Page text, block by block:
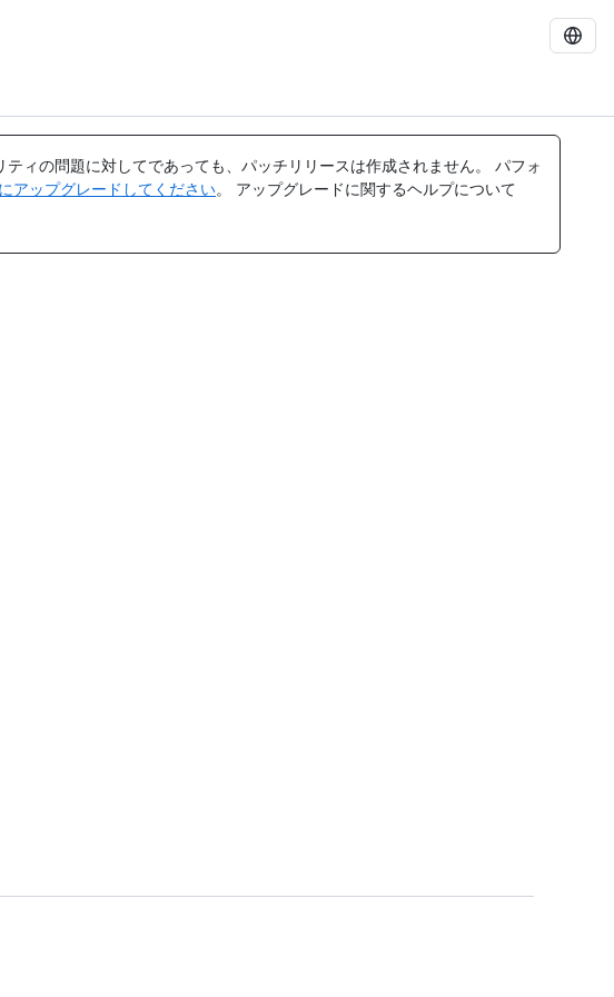
ティの問題に対してであっても、パッチリリースは作成されません。 パフォ
アップグレードしてください。 アップグレードに関するヘルプについて